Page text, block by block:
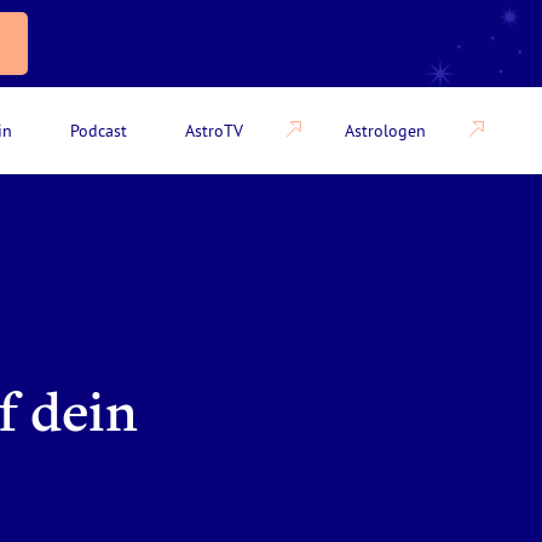
Podcast AstroTV Astrologen
dein